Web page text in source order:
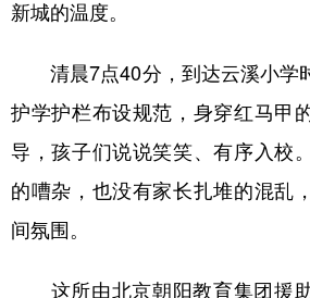
学术中国 乡村振兴 银
彩票 娱乐 时尚
公益
新城的温度。
清晨7点40分，到达云溪小学时
护学护栏布设规范，身穿红马甲
导，孩子们说说笑笑、有序入校
的嘈杂，也没有家长扎堆的混乱
间氛围。
这所由北京朝阳教育集团援助